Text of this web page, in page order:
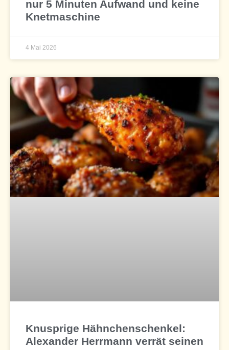
nur 5 Minuten Aufwand und keine
Knetmaschine
4 Mai 2026
Knusprige Hähnchenschenkel:
Alexander Herrmann verrät seinen